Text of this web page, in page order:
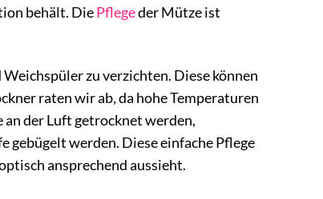
behält. DiePflegeder Mütze ist
zu verzichten. Diese können
raten wir ab, da hohe Temperaturen
der Luft getrocknet werden,
gebügelt werden. Diese einfache Pflege
ansprechend aussieht.